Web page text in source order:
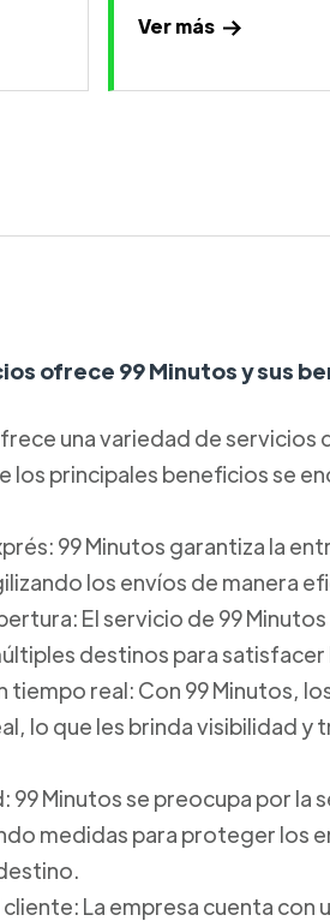
Ver más
ofrece 99 Minutos y sus
una variedad de
los principales beneficios se
99 Minutos garantiza la
los envíos de manera
El servicio de 99
destinos para
tiempo real: Con 99 Minutos,
lo que les brinda visibilidad
99 Minutos se preocupa por la
medidas para proteger los
La empresa cuenta